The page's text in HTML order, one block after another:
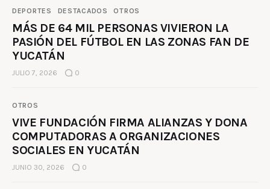
DEPORTES DESTACADOS OTROS
MÁS DE 64 MIL PERSONAS VIVIERON LA
PASIÓN DEL FÚTBOL EN LAS ZONAS FAN DE
YUCATÁN
JULIO 7, 2026 0
OTROS
VIVE FUNDACIÓN FIRMA ALIANZAS Y DONA
COMPUTADORAS A ORGANIZACIONES
SOCIALES EN YUCATÁN
JUNIO 30, 2026 0